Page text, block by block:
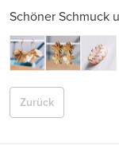
Schöner Schmuck
Zurück